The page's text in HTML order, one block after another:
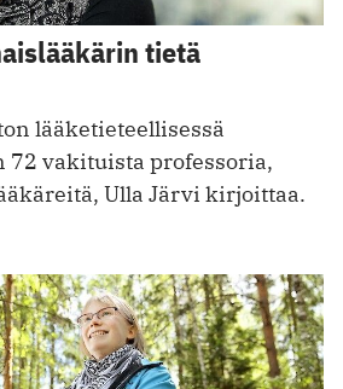
tietä
lääketieteellisessä
72 vakituista professoria,
Ulla Järvi kirjoittaa.